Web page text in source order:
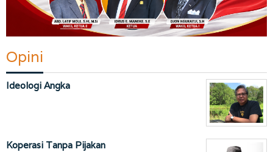
Opini
Ideologi Angka
Koperasi Tanpa Pijakan